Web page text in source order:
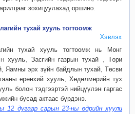
зохицуулахад оршино.
тухай хууль тогтоомж
Хэвлэх
тухай хууль тогтоомж нь Монгол
хууль, Засгийн газрын тухай , Төрийн
Яамны эрх зүйн байдлын тухай, Төсвийн
ерөнхий хууль, Хөдөлмөрийн тухай
болон тэдгээртэй нийцүүлэн гаргасан
бусад актаас бүрдэнэ.
12 дугаар сарын 23-ны өдрийн хуулиар